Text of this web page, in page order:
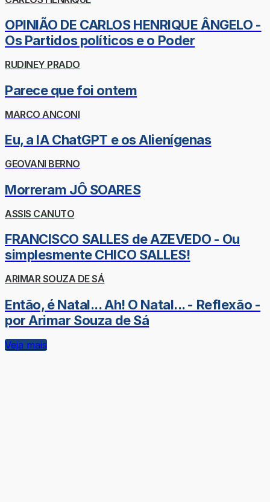
OPINIÃO DE CARLOS HENRIQUE ÂNGELO -
Os Partidos políticos e o Poder
RUDINEY PRADO
Parece que foi ontem
MARCO ANCONI
Eu, a IA ChatGPT e os Alienígenas
GEOVANI BERNO
Morreram JÔ SOARES
ASSIS CANUTO
FRANCISCO SALLES de AZEVEDO - Ou
simplesmente CHICO SALLES!
ARIMAR SOUZA DE SÁ
Então, é Natal... Ah! O Natal... - Reflexão -
por Arimar Souza de Sá
Veja mais